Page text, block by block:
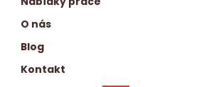
O nás
Blog
Kontakt